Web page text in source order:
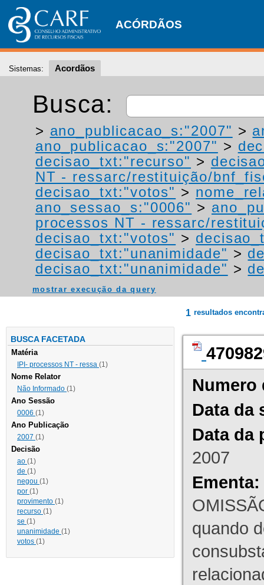
ACÓRDÃOS
Sistemas: Acordãos
Busca:
> ano_publicacao_s:"2007" >
ano_publicacao_s:"2007" >
decisao_txt:"recurso" >
NT - ressarc/restituição/
decisao_txt:"votos" >
ano_sessao_s:"0006" >
processos NT - ressarc/
decisao_txt:"votos" >
decisao_txt:"unanimidade" >
decisao_txt:"unanimidade" >
mostrar execução da query
BUSCA FACETADA
Matéria
IPI- processos NT - ressa (1)
Nome Relator
Não Informado (1)
Ano Sessão
0006 (1)
Ano Publicação
2007 (1)
Decisão
ao (1)
de (1)
negou (1)
por (1)
provimento (1)
recurso (1)
se (1)
unanimidade (1)
votos (1)
1 resultados
Numero
Data da
Data da
2007
Ementa:
quando